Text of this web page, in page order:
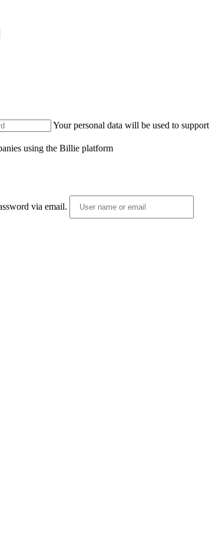
Your personal data will be used to
using the Billie platform
via email.